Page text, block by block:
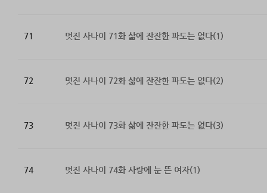
71 멋진 사나이 71화 삶에 잔잔한 파도는 없다(1)
72 멋진 사나이 72화 삶에 잔잔한 파도는 없다(2)
73 멋진 사나이 73화 삶에 잔잔한 파도는 없다(3)
74 멋진 사나이 74화 사랑에 눈 뜬 여자(1)